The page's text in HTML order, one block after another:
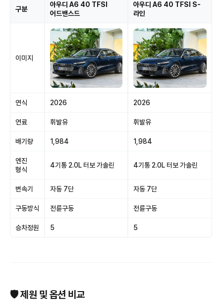
구분
아우디 A6 40 TFSI
어드밴스드
아우디 A6 40 TFSI S-
라인
이미지
연식 2026 2026
연료 휘발유 휘발유
배기량 1,984 1,984
엔진
형식
4기통 2.0L 터보 가솔린 4기통 2.0L 터보 가솔린
변속기 자동 7단 자동 7단
구동방식 전륜구동 전륜구동
승차정원 5 5
🛡 제원 및 옵션 비교